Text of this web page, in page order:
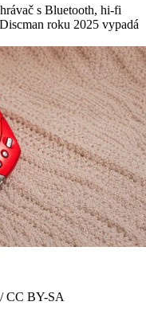
s Bluetooth, hi-fi
roku 2025 vypadá
CC BY-SA